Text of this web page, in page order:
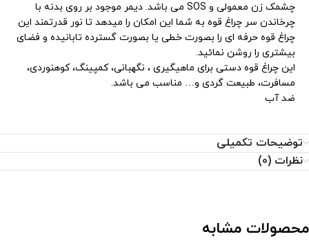
چشمک زن معمولی و SOS می باشد. دیمر موجود بر روی بدنه با
چرخاندن سر چراغ قوه به شما این امکان را میدهد تا نور قدرتمند این
چراغ قوه حرفه ای را بصورت خطی یا بصورت گسترده تابانیده و فضای
بیشتری را روشن نمائید.
این چراغ قوه دستی برای ماهیگیری ، نگهبانی، کمپینگ، کوهنوردی،
مسافرت، طبیعت‌ گردی و… مناسب می باشد.
ضد آب
توضیحات تکمیلی
نظرات (0)
محصولات مشابه